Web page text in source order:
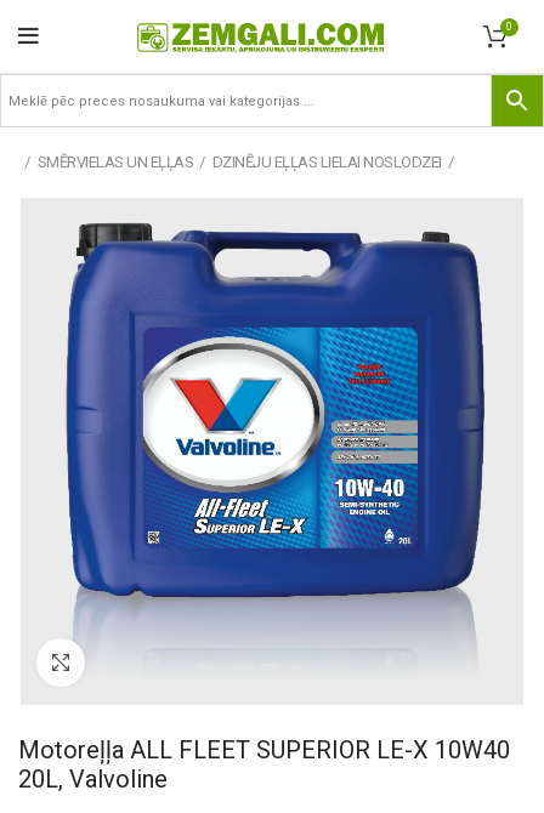
0
SMĒRVIELAS UN EĻĻAS DZINĒJU EĻĻAS LIELAI NOSLODZEI
Motoreļļa ALL FLEET SUPERIOR LE-X 10W40
20L, Valvoline